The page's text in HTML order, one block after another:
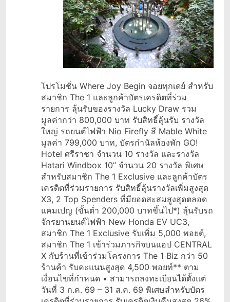
โปรโมชั่น Where Joy Begin จอยทุกเดย์ สำหรับ
สมาชิก The 1 และลูกค้าบัตรเครดิตที่ร่วม
รายการ ลุ้นรับของรางวัล Lucky Draw รวม
มูลค่ากว่า 800,000 บาท รับสิทธิ์ลุ้นรับ รางวัล
ใหญ่ รถยนต์ไฟฟ้า Nio Firefly สี Mable White
มูลค่า 799,000 บาท, บัตรกำนัลห้องพัก GO!
Hotel ศรีราชา จำนวน 10 รางวัล และรางวัล
Hatari Windbox 10” จำนวน 20 รางวัล พิเศษ
สำหรับสมาชิก The 1 Exclusive และลูกค้าบัตร
เครดิตที่ร่วมรายการ รับสิทธิ์ลุ้นรางวัลเพิ่มสูงสุด
X3, 2 Top Spenders ที่มียอดสะสมสูงสุดตลอด
แคมเปญ (ขั้นต่ำ 200,000 บาทขึ้นไป*) ลุ้นรับรถ
จักรยานยนต์ไฟฟ้า New Honda EV UC3,
สมาชิก The 1 Exclusive รับเพิ่ม 5,000 พอยต์,
สมาชิก The 1 เข้าร่วมภารกิจบนแอป CENTRAL
X กับร้านที่เข้าร่วมโครงการ The 1 Biz กว่า 50
ร้านค้า รับคะแนนสูงสุด 4,500 พอยท์** ตาม
เงื่อนไขที่กำหนด • สามารถลงทะเบียนได้ตั้งแต่
วันที่ 3 ก.ค. 69 – 31 ส.ค. 69 พิเศษสำหรับบัตร